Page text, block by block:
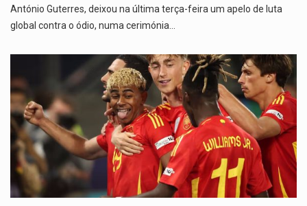
António Guterres, deixou na última terça-feira um apelo de luta
global contra o ódio, numa cerimónia…